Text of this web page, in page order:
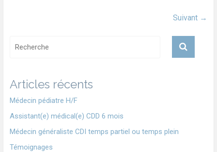
Suivant →
Articles récents
Médecin pédiatre H/F
Assistant(e) médical(e) CDD 6 mois
Médecin généraliste CDI temps partiel ou temps plein
Témoignages